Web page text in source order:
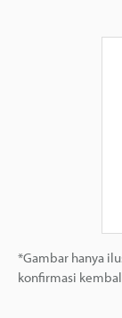
*Gambar hanya
konfirmasi